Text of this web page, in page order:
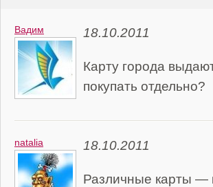
Вадим 18.10.2011
Карту города
покупать отдельно?
natalia 18.10.2011
Различные карты —